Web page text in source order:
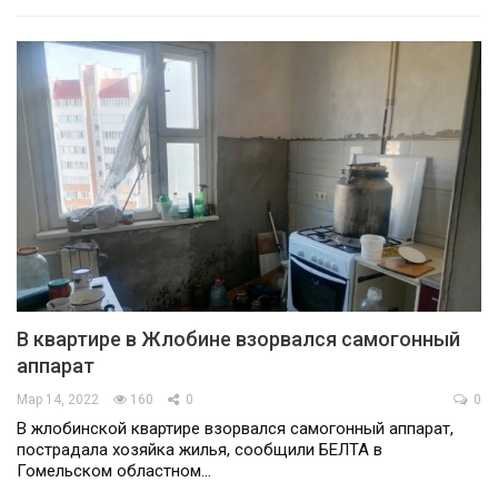
В квартире в Жлобине взорвался самогонный
аппарат
Мар 14, 2022 160 0 0
В жлобинской квартире взорвался самогонный аппарат,
пострадала хозяйка жилья, сообщили БЕЛТА в
Гомельском областном…